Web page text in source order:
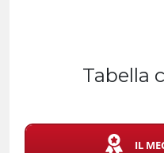
Tabella
IL